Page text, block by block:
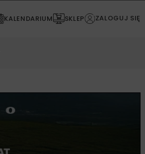
KALENDARIUM SKLEP ZALOGUJ SIĘ